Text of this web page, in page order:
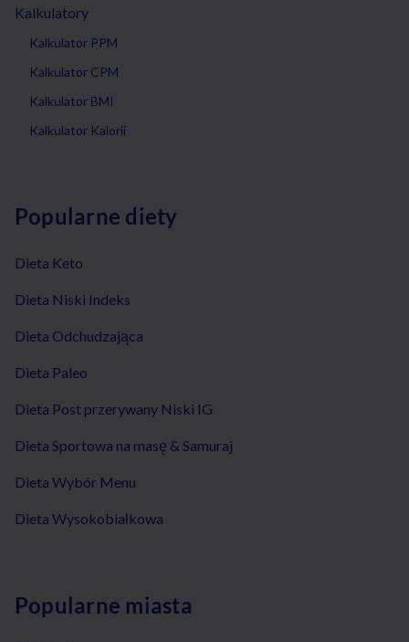
Kalkulatory
Kalkulator PPM
Kalkulator CPM
Kalkulator BMI
Kalkulator Kalorii
Popularne diety
Dieta Keto
Dieta Niski Indeks
Dieta Odchudzająca
Dieta Paleo
Dieta Post przerywany Niski IG
Dieta Sportowa na masę & Samuraj
Dieta Wybór Menu
Dieta Wysokobiałkowa
Popularne miasta